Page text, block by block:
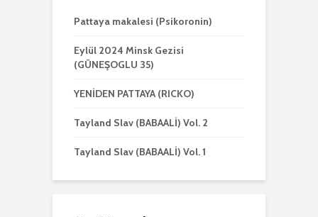
Pattaya makalesi (Psikoronin)
Eylül 2024 Minsk Gezisi
(GÜNEŞOGLU 35)
YENİDEN PATTAYA (RICKO)
Tayland Slav (BABAALİ) Vol. 2
Tayland Slav (BABAALİ) Vol. 1